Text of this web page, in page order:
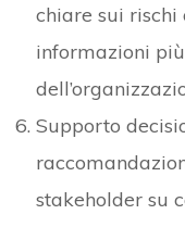
chiare sui rischi
informazioni
Supporto
stakeholder su